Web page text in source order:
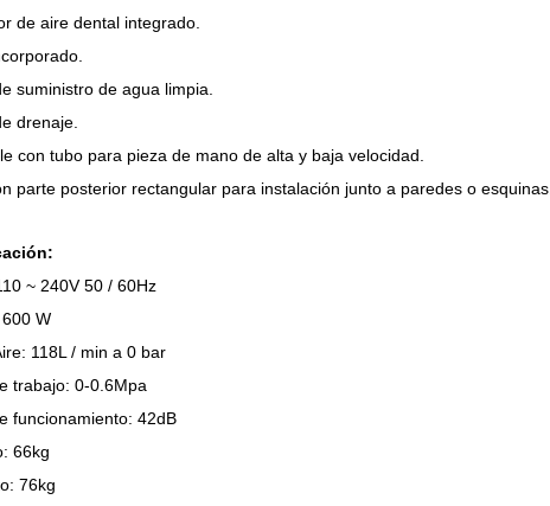
de aire dental integrado.
suministro de agua limpia.
drenaje.
con tubo para pieza de mano de alta y baja velocidad.
parte posterior rectangular para instalación junto a paredes o esquinas.
~ 240V 50 / 60Hz
W
118L / min a 0 bar
trabajo: 0-0.6Mpa
funcionamiento: 42dB
66kg
76kg